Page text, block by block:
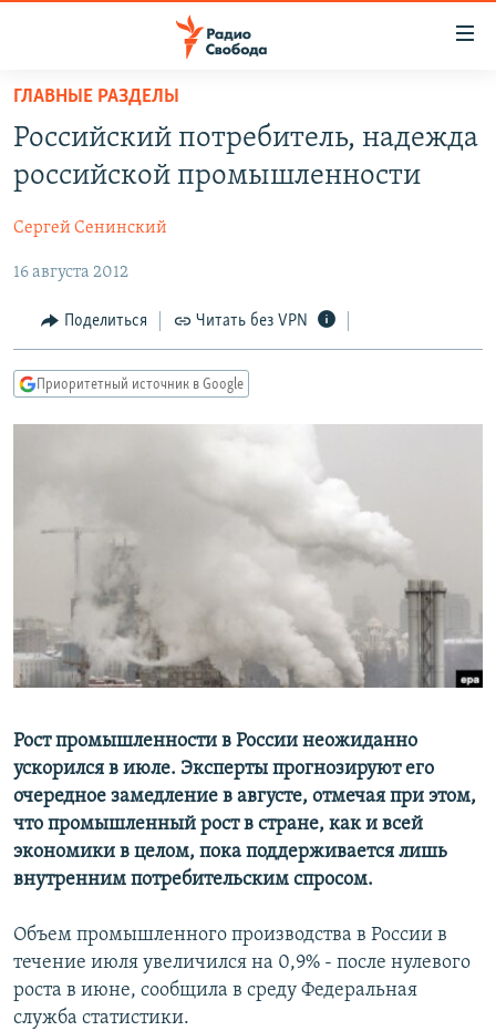
упрощенного
доступа
основному
Вернутся
главной
навигации
Вернутся
АВТОРСКИЕ ПРОЕКТЫ
ЦИТАТЫ СВОБОДЫ
МНЕНИЯ
КУЛЬТУРА
IDEL.РЕАЛИИ
КАВКАЗ.РЕАЛИИ
ПОДПИШИТЕСЬ НА РАССЫЛКУ
СОЦИАЛЬНЫЕ СЕТИ
Все сайты РСЕ/РС
ГЛАВНЫЕ РАЗДЕЛЫ
Российский потребитель, надежда
российской промышленности
Сергей Сенинский
16 августа 2012
Поделиться Читать без VPN
Приоритетный источник в Google
Рост промышленности в России неожиданно
ускорился в июле. Эксперты прогнозируют его
очередное замедление в августе, отмечая при этом,
что промышленный рост в стране, как и всей
экономики в целом, пока поддерживается лишь
внутренним потребительским спросом.
Объем промышленного производства в России в
течение июля увеличился на 0,9% - после нулевого
роста в июне, сообщила в среду Федеральная
служба статистики.